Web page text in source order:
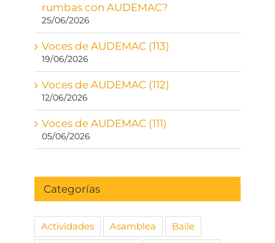
rumbas con AUDEMAC?
25/06/2026
Voces de AUDEMAC (113)
19/06/2026
Voces de AUDEMAC (112)
12/06/2026
Voces de AUDEMAC (111)
05/06/2026
Categorías
Actividades Asamblea
Baile